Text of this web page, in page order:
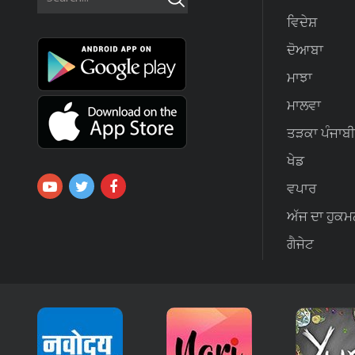
ਵਿਦੇਸ਼
ਦੋਆਬਾ
ਮਾਝਾ
ਮਾਲਵਾ
ਤੜਕਾ ਪੰਜਾਬੀ
ਖੇਡ
ਵਪਾਰ
ਅੱਜ ਦਾ
ਗੈਜੇਟ